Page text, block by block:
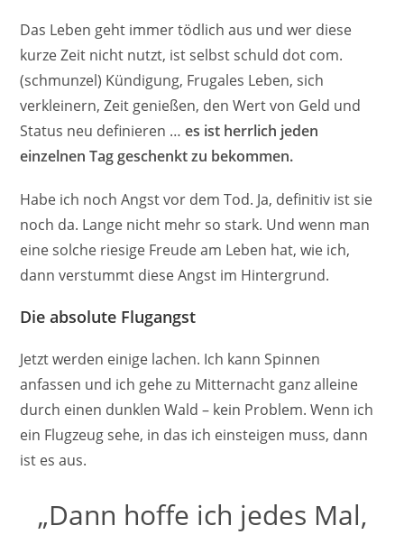
Das Leben geht immer tödlich aus und wer diese
kurze Zeit nicht nutzt, ist selbst schuld dot com.
(schmunzel) Kündigung, Frugales Leben, sich
verkleinern, Zeit genießen, den Wert von Geld und
Status neu definieren … es ist herrlich jeden
einzelnen Tag geschenkt zu bekommen.
Habe ich noch Angst vor dem Tod. Ja, definitiv ist sie
noch da. Lange nicht mehr so stark. Und wenn man
eine solche riesige Freude am Leben hat, wie ich,
dann verstummt diese Angst im Hintergrund.
Die absolute Flugangst
Jetzt werden einige lachen. Ich kann Spinnen
anfassen und ich gehe zu Mitternacht ganz alleine
durch einen dunklen Wald – kein Problem. Wenn ich
ein Flugzeug sehe, in das ich einsteigen muss, dann
ist es aus.
„Dann hoffe ich jedes Mal,